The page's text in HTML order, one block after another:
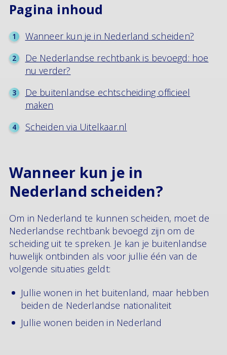
Pagina inhoud
Wanneer kun je in Nederland scheiden?
De Nederlandse rechtbank is bevoegd: hoe
nu verder?
De buitenlandse echtscheiding officieel
maken
Scheiden via Uitelkaar.nl
Wanneer kun je in
Nederland scheiden?
Om in Nederland te kunnen scheiden, moet de
Nederlandse rechtbank bevoegd zijn om de
scheiding uit te spreken. Je kan je buitenlandse
huwelijk ontbinden als voor jullie één van de
volgende situaties geldt:
Jullie wonen in het buitenland, maar hebben
beiden de Nederlandse nationaliteit
Jullie wonen beiden in Nederland